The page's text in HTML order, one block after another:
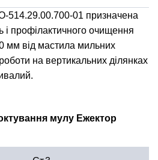
514.29.00.700-01 призначена
і профілактичного очищення
мм від мастила мильних
на вертикальних ділянках
мулу Ежектор